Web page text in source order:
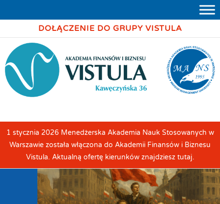
DOŁĄCZENIE DO GRUPY VISTULA
1 stycznia 2026 Menedżerska Akademia Nauk Stosowanych w
Warszawie została włączona do Akademii Finansów i Biznesu
Vistula. Aktualną ofertę kierunków znajdziesz tutaj.